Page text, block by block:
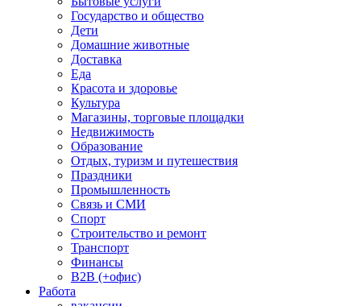
Государство и общество
Дети
Домашние животные
Доставка
Еда
Красота и здоровье
Культура
Магазины, торговые площадки
Недвижимость
Образование
Отдых, туризм и путешествия
Праздники
Промышленность
Связь и СМИ
Спорт
Строительство и ремонт
Транспорт
Финансы
B2B (+офис)
Работа